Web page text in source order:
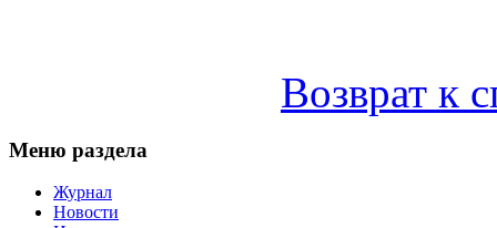
Возврат к
Меню раздела
Журнал
Новости